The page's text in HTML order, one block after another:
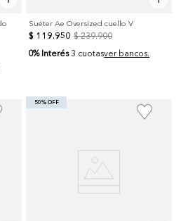
Suéter Ae Oversized cuello V
$ 119.950 $ 239.900
0% Interés 3 cuotasver bancos.
50% OFF